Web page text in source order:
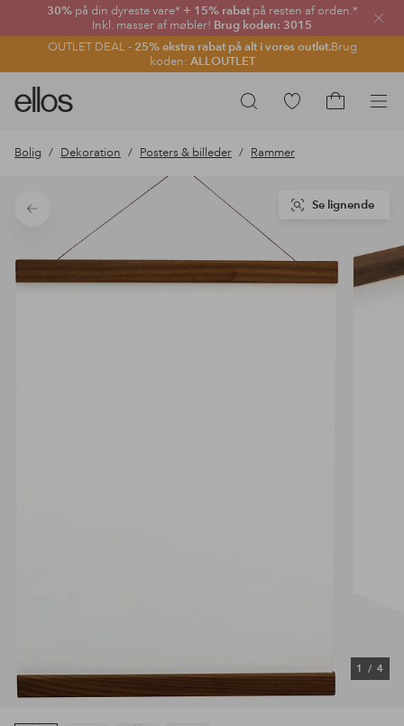
30% på din dyreste vare* + 15% rabatpå resten af orden.*
Inkl. masser af møbler! Brug koden: 3015
OUTLET DEAL - 25% ekstra rabat på alt i vores outlet.Brug
koden: ALLOUTLET
Luk
Søg
Ellos
logo
gå
forsiden
Gå
Bolig Dekoration Posters & billeder Rammer
Tilbage
1 / 4
Se lignende